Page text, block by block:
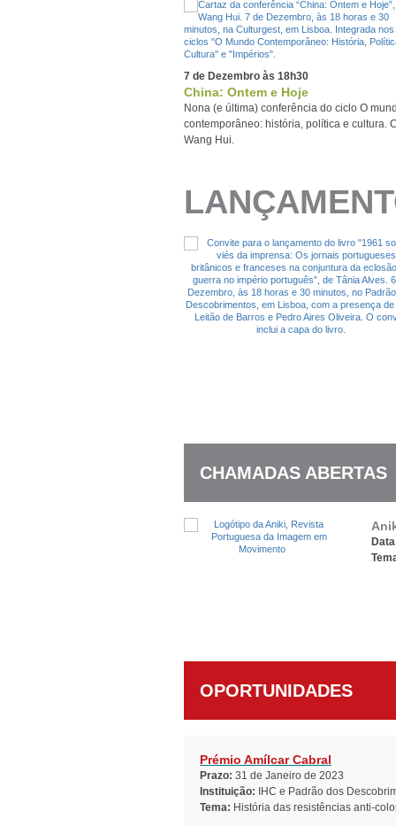
7 de Dezembro às 18h30
China: Ontem e Hoje
Nona (e última) conferência do ciclo O
contemporâneo: história, política e cultura.
Wang Hui.
CHAMADAS ABERTAS
OPORTUNIDADES
Prémio Amílcar Cabral
Prazo: 31 de Janeiro de 2023
Instituição: IHC e Padrão dos
Tema: História das resistências anti-